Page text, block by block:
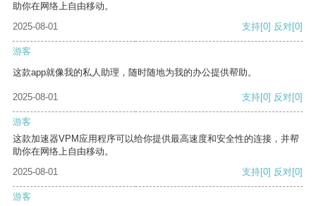
助你在网络上自由移动。
2025-08-01
支持[0] 反对[0]
游客
这款app就像我的私人助理，随时随地为我的办公提供帮助。
2025-08-01 支持[0] 反对[0]
游客
这款加速器VPM应用程序可以给你提供最高速度和安全性的连接，并帮
助你在网络上自由移动。
2025-08-01
支持[0] 反对[0]
游客